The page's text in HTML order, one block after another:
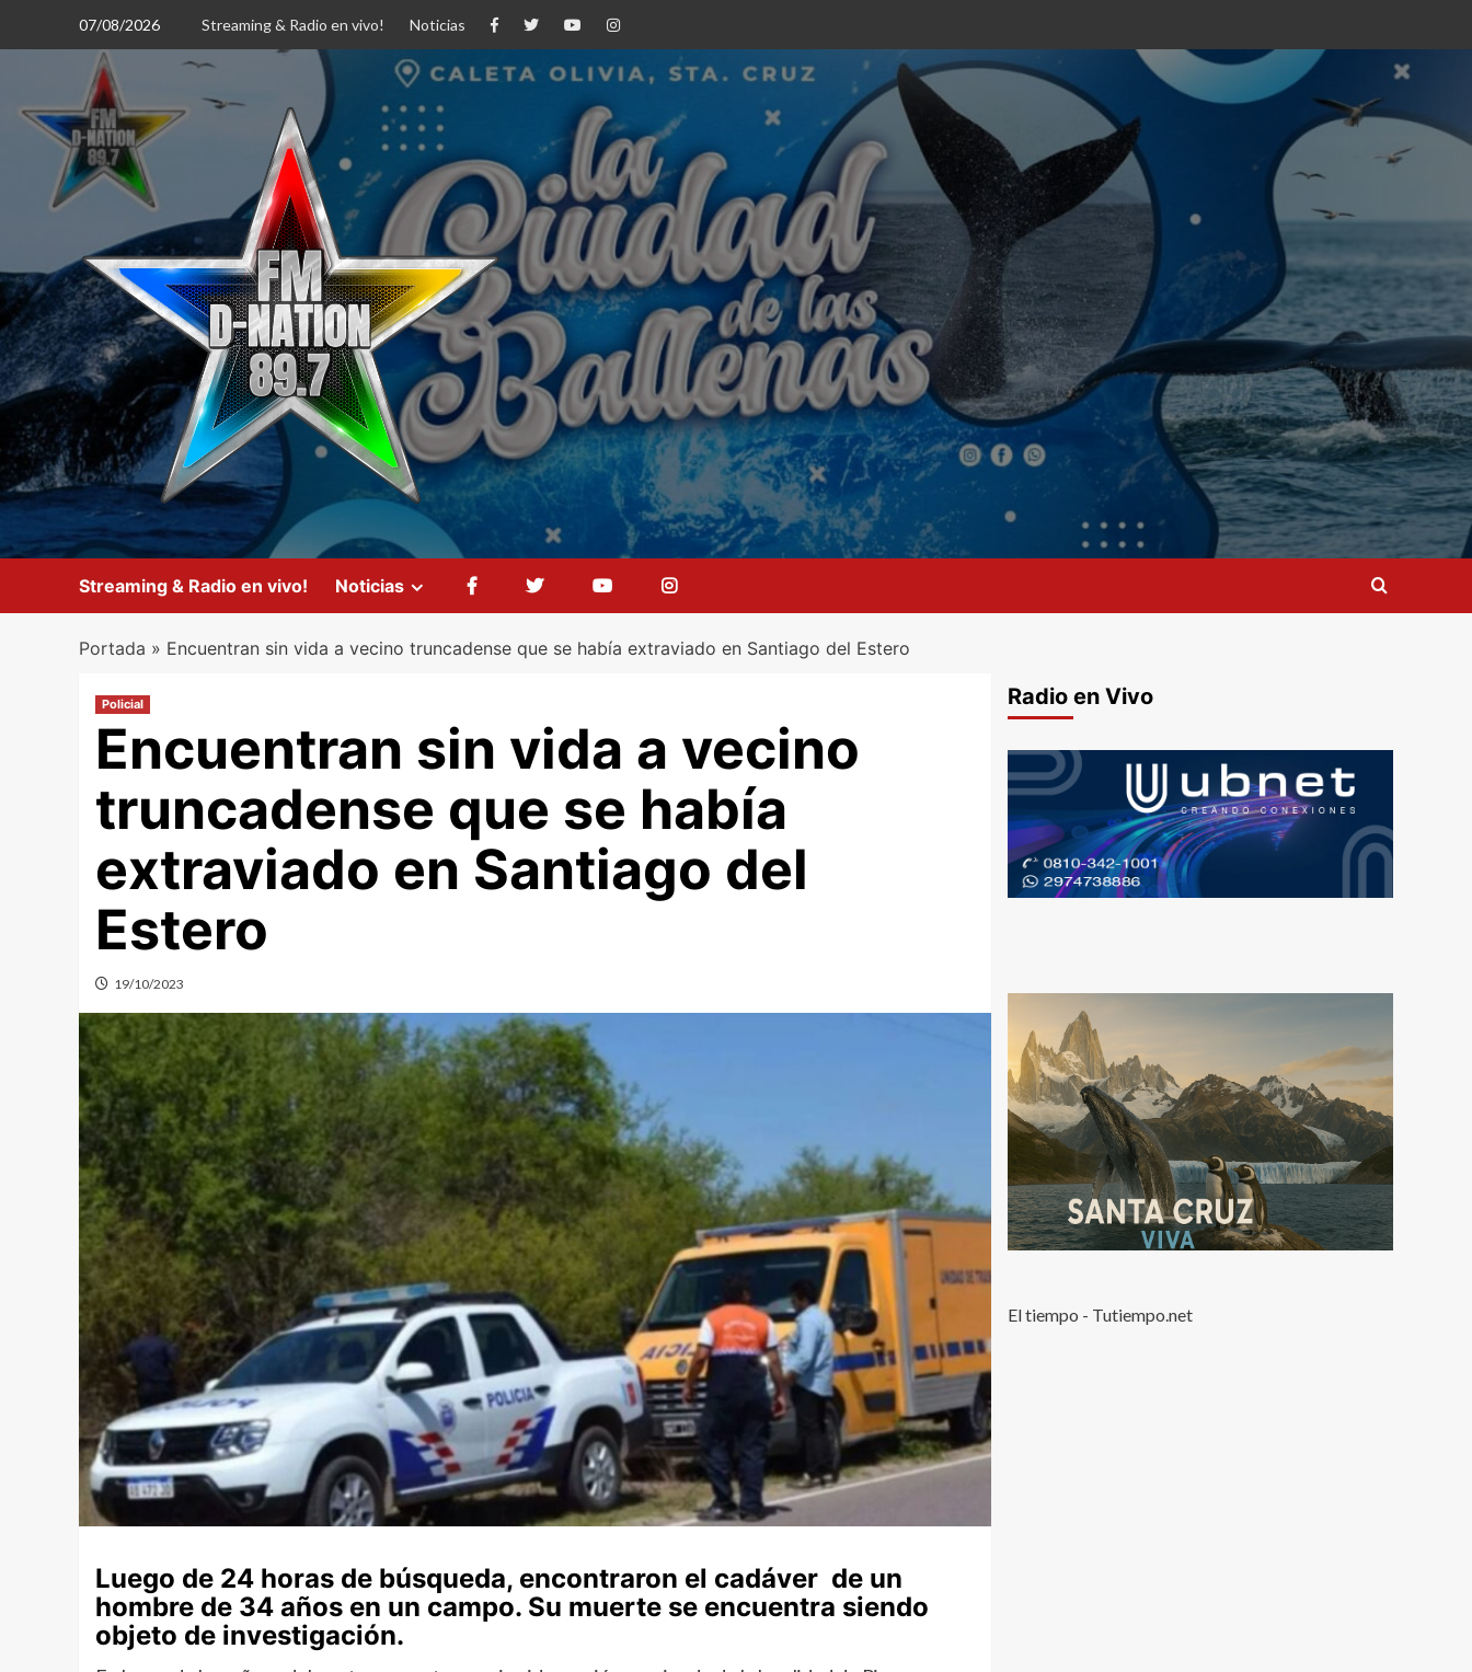
07/08/2026 Streaming & Radio en vivo! Noticias
Streaming & Radio en vivo! Noticias
Portada » Encuentran sin vida a vecino truncadense que se había extraviado en Santiago del Estero
Policial
Encuentran sin vida a vecino
truncadense que se había
extraviado en Santiago del
Estero
19/10/2023
Luego de 24 horas de búsqueda, encontraron el cadáver de un
hombre de 34 años en un campo. Su muerte se encuentra siendo
objeto de investigación.
Radio en Vivo
El tiempo - Tutiempo.net